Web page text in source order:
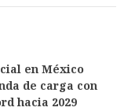
en México
de carga con
hacia 2029